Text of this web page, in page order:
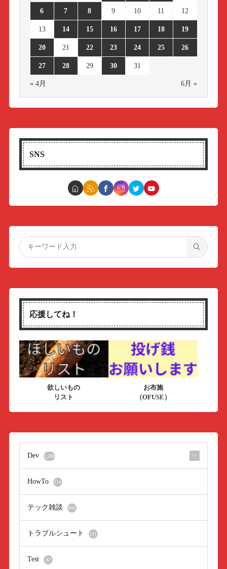
6 7 8 9 10 11 12
13 14 15 16 17 18 19
20 21 22 23 24 25 26
27 28 29 30 31
« 4月 6月 »
SNS
応援してね！
欲しいもの
リスト
お布施
（OFUSE）
Dev 1,288
HowTo 114
テック雑談 966
トラブルシュート 131
Test 82